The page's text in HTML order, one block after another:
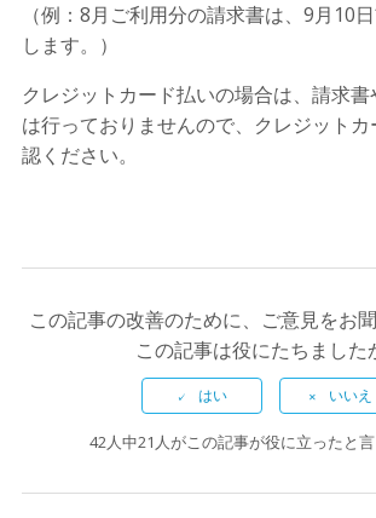
（例：8月ご利用分の請求書は、9月10
します。）
クレジットカード払いの場合は、請求
は行っておりませんので、クレジット
認ください。
この記事の改善のために、ご意見をお聞
この記事は役にたちました
42人中21人がこの記事が役に立ったと